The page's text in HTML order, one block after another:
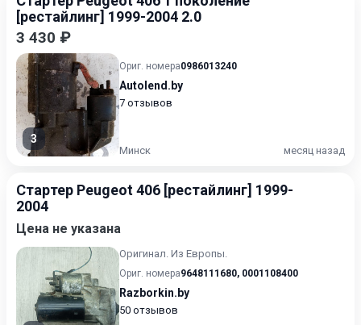
[рестайлинг] 1999-2004 2.0
3 430 ₽
3
Ориг. номера0986013240
Autolend.by
7 отзывов
Минск месяц назад
Стартер Peugeot 406 [рестайлинг] 1999-
2004
Цена не указана
Оригинал. Из Европы.
Ориг. номера9648111680, 0001108400
Razborkin.by
50 отзывов